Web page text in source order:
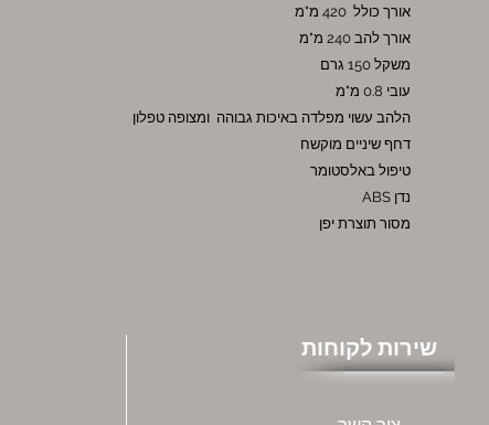
אורך כולל 420 מ"מ
אורך להב 240 מ"מ
משקל 150 גרם
עובי 0.8 מ"מ
הלהב עשוי מפלדה באיכות גבוהה ומצופה טפלון
דחף שיניים מוקשח
טיפול באלסטומר
נדן ABS
מסור תוצרת יפן
שירות לקוחות